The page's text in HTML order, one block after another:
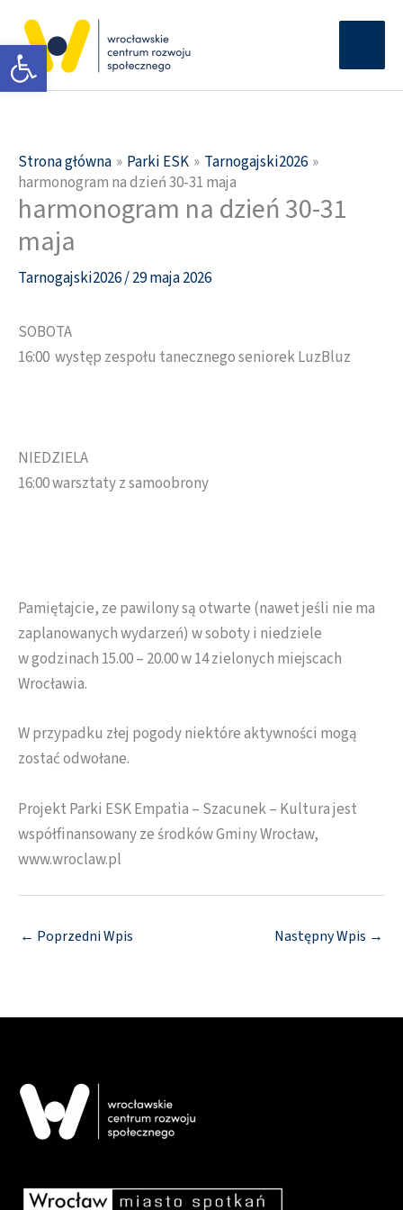
Otwórz pasek narzędzi
treści
Strona główna Parki ESK
Tarnogajski2026
harmonogram na dzień 30-31 maja
harmonogram na dzień 30-31
maja
Tarnogajski2026/29 maja 2026
SOBOTA
16:00 występ zespołu tanecznego seniorek LuzBluz
NIEDZIELA
16:00 warsztaty z samoobrony
Pamiętajcie, ze pawilony są otwarte (nawet jeśli nie ma
zaplanowanych wydarzeń) w soboty i niedziele
w godzinach 15.00 – 20.00 w 14 zielonych miejscach
Wrocławia.
W przypadku złej pogody niektóre aktywności mogą
zostać odwołane.
Projekt Parki ESK Empatia – Szacunek – Kultura jest
współfinansowany ze środków Gminy Wrocław,
www.wroclaw.pl
← Poprzedni Wpis Następny Wpis →